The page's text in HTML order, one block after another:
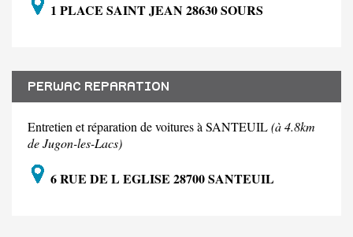
1 PLACE SAINT JEAN 28630 SOURS
PERWAC REPARATION
Entretien et réparation de voitures à SANTEUIL(à 4.8km
de Jugon-les-Lacs)
6 RUE DE L EGLISE 28700 SANTEUIL